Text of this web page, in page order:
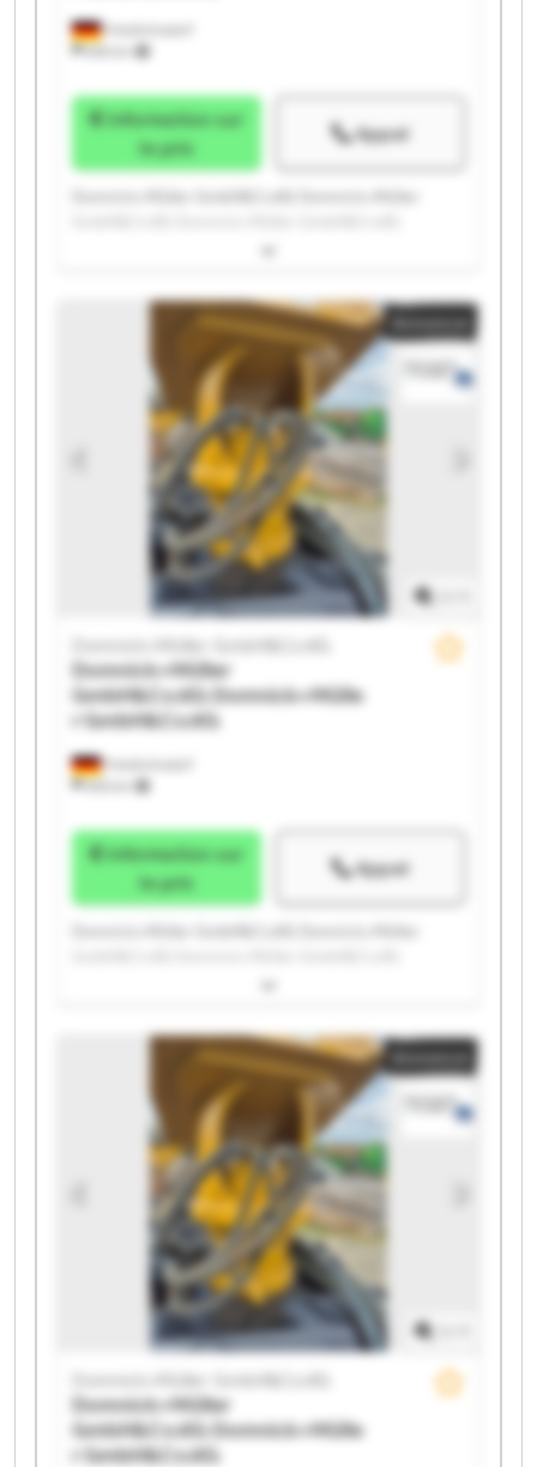
Friedrichsdorf
655 km
Information sur
le prix
Appel
Domnick+Müller GmbH&Co.KG Domnick+Müller
Domnick+Müller GmbH&Co.KG Domnick+Müller
GmbH&Co.KG Domnick+Müller GmbH&Co.KG
Domnick+Müller GmbH&Co.KG Domnick+Müller
GmbH&Co.KG Domnick+Müller GmbH&Co.KG
Domnick+Müller GmbH&Co.KG Domnick+Müller
GmbH&Co.KG Domnick+Müller GmbH&Co.KG
Domnick+Müller GmbH&Co.KG Domnick+Müller
GmbH&Co.KG Domnick+Müller GmbH&Co.KG
Domnick+Müller GmbH&Co.KG Domnick+Müller
GmbH&Co.KG
Annonce
Friedrichsdorf
655 km
Domnick+Müller GmbH&Co.KG
Domnick+Müller
GmbH&Co.KG Domnick+Mülle
r GmbH&Co.KG
Information sur
le prix
Appel
Domnick+Müller GmbH&Co.KG Domnick+Müller
Domnick+Müller GmbH&Co.KG Domnick+Müller
GmbH&Co.KG Domnick+Müller GmbH&Co.KG
Domnick+Müller GmbH&Co.KG Domnick+Müller
GmbH&Co.KG Domnick+Müller GmbH&Co.KG
Domnick+Müller GmbH&Co.KG Domnick+Müller
GmbH&Co.KG Domnick+Müller GmbH&Co.KG
Domnick+Müller GmbH&Co.KG Domnick+Müller
GmbH&Co.KG Domnick+Müller GmbH&Co.KG
Domnick+Müller GmbH&Co.KG Domnick+Müller
GmbH&Co.KG
Annonce
Domnick+Müller GmbH&Co.KG
Domnick+Müller
GmbH&Co.KG Domnick+Mülle
r GmbH&Co.KG